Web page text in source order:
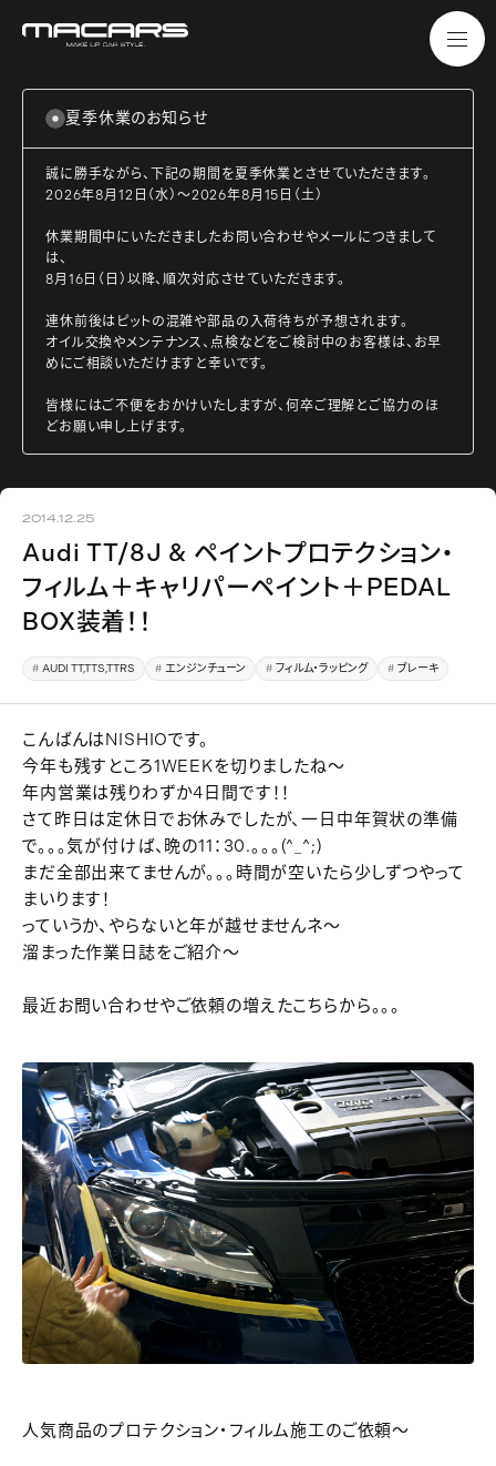
夏季休業のお知らせ
誠に勝手ながら、下記の期間を夏季休業とさせていただきます。
2026年8月12日（水）～2026年8月15日（土）
休業期間中にいただきましたお問い合わせやメールにつきまして
は、
8月16日（日）以降、順次対応させていただきます。
連休前後はピットの混雑や部品の入荷待ちが予想されます。
オイル交換やメンテナンス、点検などをご検討中のお客様は、お早
めにご相談いただけますと幸いです。
皆様にはご不便をおかけいたしますが、何卒ご理解とご協力のほ
どお願い申し上げます。
2014.12.25
Audi TT/8J & ペイントプロテクション・
フィルム＋キャリパーペイント＋PEDAL
BOX装着！！
AUDI TT,TTS,TTRS エンジンチューン フィルム・ラッピング ブレーキ
こんばんはNISHIOです。
今年も残すところ1WEEKを切りましたね～
年内営業は残りわずか4日間です！！
さて昨日は定休日でお休みでしたが、一日中年賀状の準備
で。。。気が付けば、晩の11：30.。。。(^_^;)
まだ全部出来てませんが。。。時間が空いたら少しずつやって
まいります！
っていうか、やらないと年が越せませんネ～
溜まった作業日誌をご紹介～
最近お問い合わせやご依頼の増えたこちらから。。。
人気商品のプロテクション・フィルム施工のご依頼～